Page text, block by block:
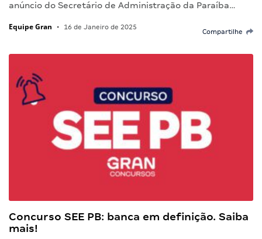
anúncio do Secretário de Administração da Paraíba…
Equipe Gran • 16 de Janeiro de 2025
Compartilhe
Concurso SEE PB: banca em definição. Saiba
mais!